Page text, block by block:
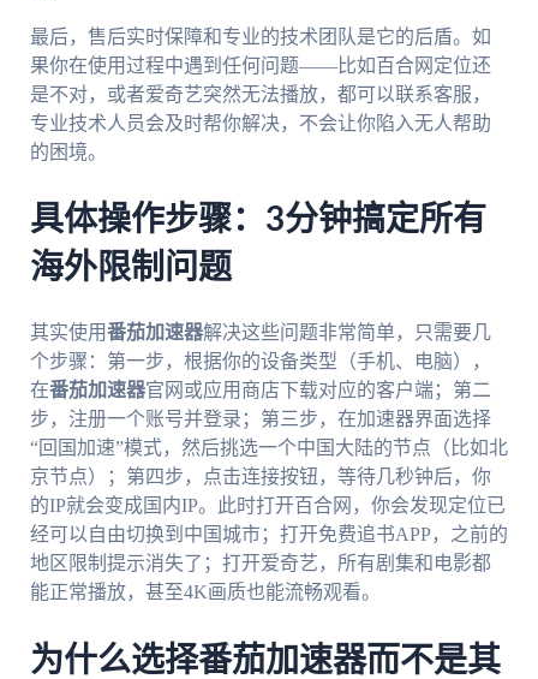
最后，售后实时保障和专业的技术团队是它的后盾。如
果你在使用过程中遇到任何问题——比如百合网定位还
是不对，或者爱奇艺突然无法播放，都可以联系客服，
专业技术人员会及时帮你解决，不会让你陷入无人帮助
的困境。
具体操作步骤：3分钟搞定所有
海外限制问题
其实使用番茄加速器解决这些问题非常简单，只需要几
个步骤：第一步，根据你的设备类型（手机、电脑），
在番茄加速器官网或应用商店下载对应的客户端；第二
步，注册一个账号并登录；第三步，在加速器界面选择
“回国加速”模式，然后挑选一个中国大陆的节点（比如北
京节点）；第四步，点击连接按钮，等待几秒钟后，你
的IP就会变成国内IP。此时打开百合网，你会发现定位已
经可以自由切换到中国城市；打开免费追书APP，之前的
地区限制提示消失了；打开爱奇艺，所有剧集和电影都
能正常播放，甚至4K画质也能流畅观看。
为什么选择番茄加速器而不是其